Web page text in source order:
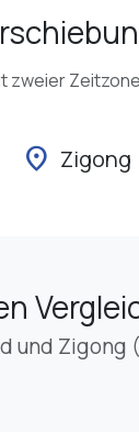
zweier
location_on Zigong
und Zigong